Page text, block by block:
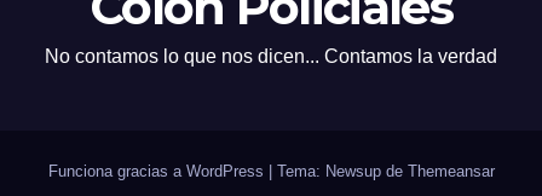
No contamos lo que nos dicen... Contamos la verdad
Funciona gracias a WordPress Tema: Newsup de Themeansar